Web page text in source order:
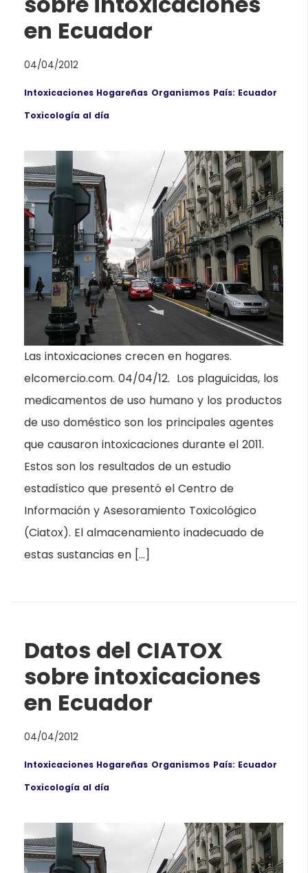
en Ecuador
04/04/2012
Intoxicaciones Hogareñas Organismos País: Ecuador
Toxicología al día
Las intoxicaciones crecen en hogares.
elcomercio.com. 04/04/12. Los plaguicidas, los
medicamentos de uso humano y los productos
de uso doméstico son los principales agentes
que causaron intoxicaciones durante el 2011.
Estos son los resultados de un estudio
estadístico que presentó el Centro de
Información y Asesoramiento Toxicológico
(Ciatox). El almacenamiento inadecuado de
estas sustancias en […]
Datos del CIATOX
sobre intoxicaciones
en Ecuador
04/04/2012
Intoxicaciones Hogareñas Organismos País: Ecuador
Toxicología al día